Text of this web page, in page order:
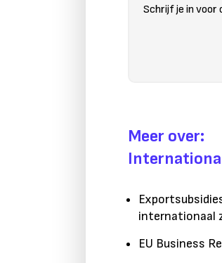
Schrijf je in voor
Meer over:
internationaal
EU Business